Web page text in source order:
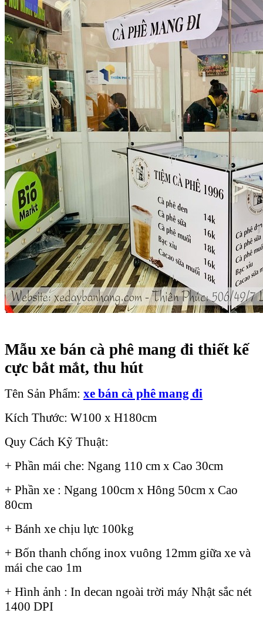
Mẫu xe bán cà phê mang đi thiết kế
cực bắt mắt, thu hút
Tên Sản Phẩm: xe bán cà phê mang đi
Kích Thước: W100 x H180cm
Quy Cách Kỹ Thuật:
+ Phần mái che: Ngang 110 cm x Cao 30cm
+ Phần xe : Ngang 100cm x Hông 50cm x Cao
80cm
+ Bánh xe chịu lực 100kg
+ Bốn thanh chống inox vuông 12mm giữa xe và
mái che cao 1m
+ Hình ảnh : In decan ngoài trời máy Nhật sắc nét
1400 DPI